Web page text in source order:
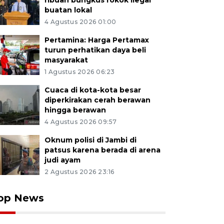
buatan lokal
4 Agustus 2026 01:00
Pertamina: Harga Pertamax
turun perhatikan daya beli
masyarakat
1 Agustus 2026 06:23
Cuaca di kota-kota besar
diperkirakan cerah berawan
hingga berawan
4 Agustus 2026 09:57
Oknum polisi di Jambi di
patsus karena berada di arena
judi ayam
2 Agustus 2026 23:16
News